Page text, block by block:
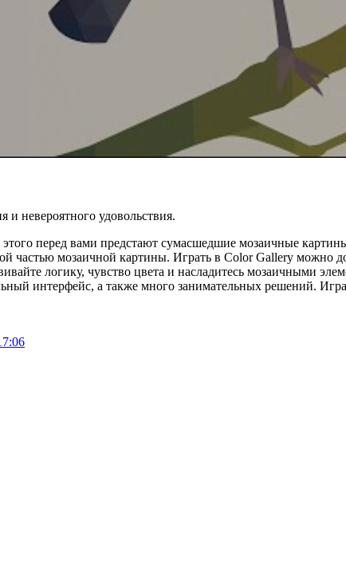
невероятного удовольствия.
перед вами предстают сумасшедшие мозаичные
частью мозаичной картины. Играть в Color Gallery можно
логику, чувство цвета и насладитесь мозаичными
интерфейс, а также много занимательных решений.